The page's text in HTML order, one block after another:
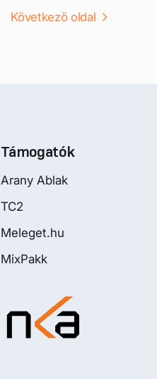
Következő oldal
Támogatók
Arany Ablak
TC2
Meleget.hu
MixPakk